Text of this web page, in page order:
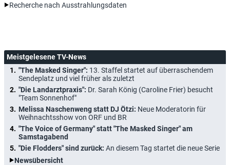
Recherche nach Ausstrahlungsdaten
Meistgelesene TV-News
"The Masked Singer": 13. Staffel startet auf überraschendem
Sendeplatz und viel früher als zuletzt
"Die Landarztpraxis": Dr. Sarah König (Caroline Frier) besucht
"Team Sonnenhof"
Melissa Naschenweng statt DJ Ötzi: Neue Moderatorin für
Weihnachtsshow von ORF und BR
"The Voice of Germany" statt "The Masked Singer" am
Samstagabend
"Die Flodders" sind zurück: An diesem Tag startet die neue Serie
Newsübersicht